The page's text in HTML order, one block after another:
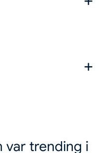
var trending i